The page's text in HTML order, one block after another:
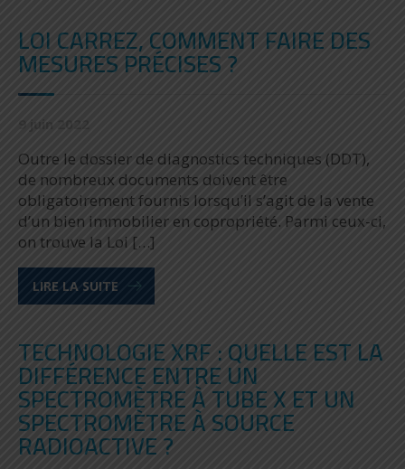
LOI CARREZ, COMMENT FAIRE DES
MESURES PRÉCISES ?
Outre le dossier de diagnostics techniques (DDT),
de nombreux documents doivent être
obligatoirement fournis lorsqu’il s’agit de la vente
d’un bien immobilier en copropriété. Parmi ceux-ci,
on trouve la Loi […]
LIRE LA SUITE
TECHNOLOGIE XRF : QUELLE EST LA
DIFFÉRENCE ENTRE UN
SPECTROMÈTRE À TUBE X ET UN
SPECTROMÈTRE À SOURCE
RADIOACTIVE ?